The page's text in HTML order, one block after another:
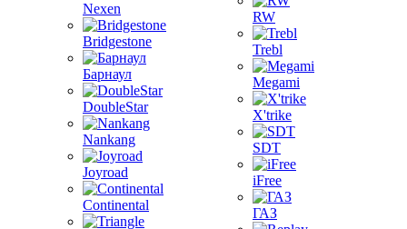
Nexen
Bridgestone
Барнаул
DoubleStar
Nankang
Joyroad
Continental
RW
Trebl
Megami
X'trike
SDT
iFree
ГАЗ